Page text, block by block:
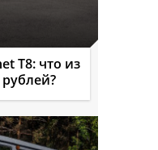
T8: что из